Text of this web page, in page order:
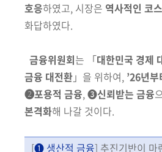
호응하였고, 시장은 역사적인 코
화답하였다.
금융위원회는 「대한민국 경제
금융 대전환」을 위하여, ’26년부
❷포용적 금융, ❸신뢰받는 금융
본격화해 나갈 것이다.
[❶ 생산적 금융] 추진기반이 마